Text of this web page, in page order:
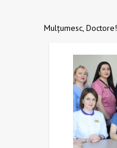
Mulțumesc, Doctore!